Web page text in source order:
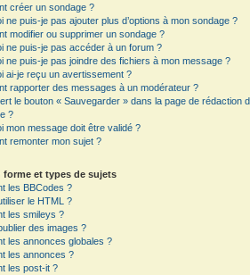
créer un sondage ?
ne puis-je pas ajouter plus d’options à mon sondage ?
modifier ou supprimer un sondage ?
ne puis-je pas accéder à un forum ?
ne puis-je pas joindre des fichiers à mon message ?
ai-je reçu un avertissement ?
rapporter des messages à un modérateur ?
le bouton « Sauvegarder » dans la page de rédaction
?
mon message doit être validé ?
remonter mon sujet ?
forme et types de sujets
les BBCodes ?
le HTML ?
les smileys ?
des images ?
les annonces globales ?
les annonces ?
les post-it ?